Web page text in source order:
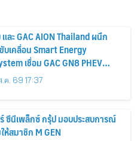
และ GAC AION Thailand ผนึก
บเคลื่อน Smart Energy
เชื่อม GAC GN8 PHEV
MPV ระดับพรีเมียม เข้ากับ
นแสงอาทิตย์ภายในบ้าน
.ค. 69 17:37
ร์ ซีนีเพล็กซ์ กรุ้ป มอบประสบการณ์
ห้สมาชิก M GEN